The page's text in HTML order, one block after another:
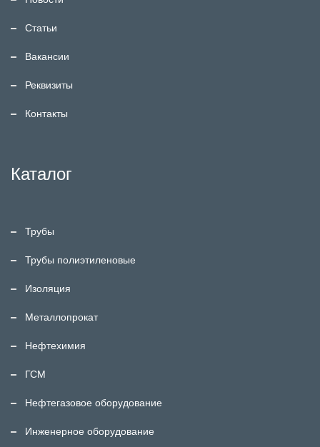
Статьи
Вакансии
Реквизиты
Контакты
Каталог
Трубы
Трубы полиэтиленовые
Изоляция
Металлопрокат
Нефтехимия
ГСМ
Нефтегазовое оборудование
Инженерное оборудование